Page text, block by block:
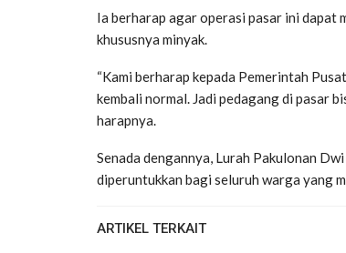
Ia berharap agar operasi pasar ini dapat
khususnya minyak.
“Kami berharap kepada Pemerintah
kembali normal. Jadi pedagang di pasar
harapnya.
Senada dengannya, Lurah Pakulonan
diperuntukkan bagi seluruh warga yang
ARTIKEL TERKAIT